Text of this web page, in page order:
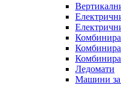
Ледомати
Машини